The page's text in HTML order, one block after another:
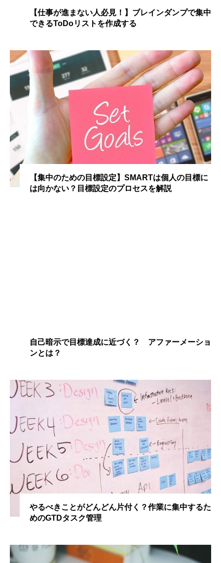
【仕事が進まない人必見！】ブレインダンプで集中
できるToDoリストを作成する
【集中のための目標設定】SMARTは個人の目標に
は向かない？目標設定のプロセスを解説
自己暗示で目標達成に近づく？ アファーメーショ
ンとは？
やるべきことがどんどん片付く？作業に集中するた
めのGTDタスク管理